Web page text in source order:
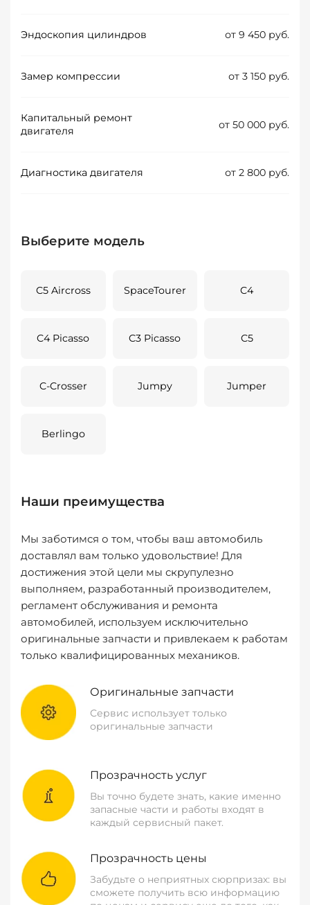
Эндоскопия цилиндров от 9 450 руб.
Замер компрессии от 3 150 руб.
Капитальный ремонт
двигателя
от 50 000 руб.
Диагностика двигателя от 2 800 руб.
Выберите модель
C5 Aircross SpaceTourer C4
C4 Picasso C3 Picasso C5
C-Crosser Jumpy Jumper
Berlingo
Наши преимущества
Мы заботимся о том, чтобы ваш автомобиль
доставлял вам только удовольствие! Для
достижения этой цели мы скрупулезно
выполняем, разработанный производителем,
регламент обслуживания и ремонта
автомобилей, используем исключительно
оригинальные запчасти и привлекаем к работам
только квалифицированных механиков.
Оригинальные запчасти
Сервис использует только
оригинальные запчасти
Прозрачность услуг
Вы точно будете знать, какие именно
запасные части и работы входят в
каждый сервисный пакет.
Прозрачность цены
Забудьте о неприятных сюрпризах: вы
сможете получить всю информацию